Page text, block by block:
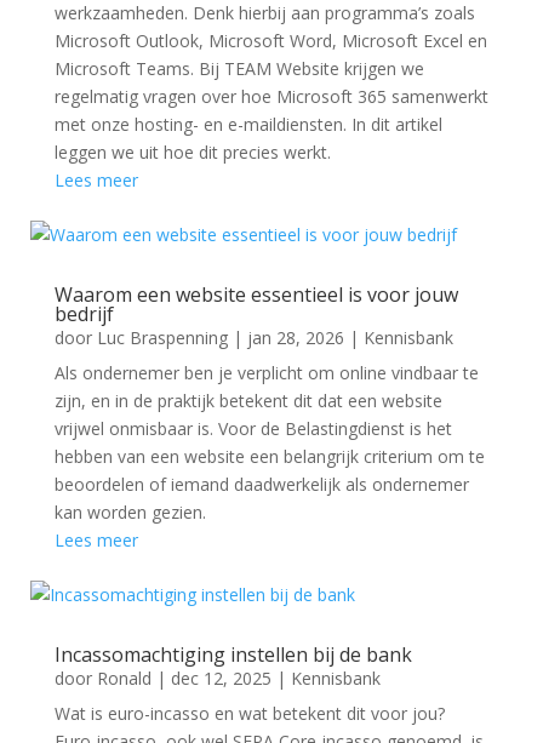
werkzaamheden. Denk hierbij aan programma’s zoals
Microsoft Outlook, Microsoft Word, Microsoft Excel en
Microsoft Teams. Bij TEAM Website krijgen we
regelmatig vragen over hoe Microsoft 365 samenwerkt
met onze hosting- en e-maildiensten. In dit artikel
leggen we uit hoe dit precies werkt.
Lees meer
Waarom een website essentieel is voor jouw
bedrijf
door Luc Braspenning| jan 28, 2026 | Kennisbank
Als ondernemer ben je verplicht om online vindbaar te
zijn, en in de praktijk betekent dit dat een website
vrijwel onmisbaar is. Voor de Belastingdienst is het
hebben van een website een belangrijk criterium om te
beoordelen of iemand daadwerkelijk als ondernemer
kan worden gezien.
Lees meer
Incassomachtiging instellen bij de bank
door Ronald | dec 12, 2025 | Kennisbank
Wat is euro-incasso en wat betekent dit voor jou?